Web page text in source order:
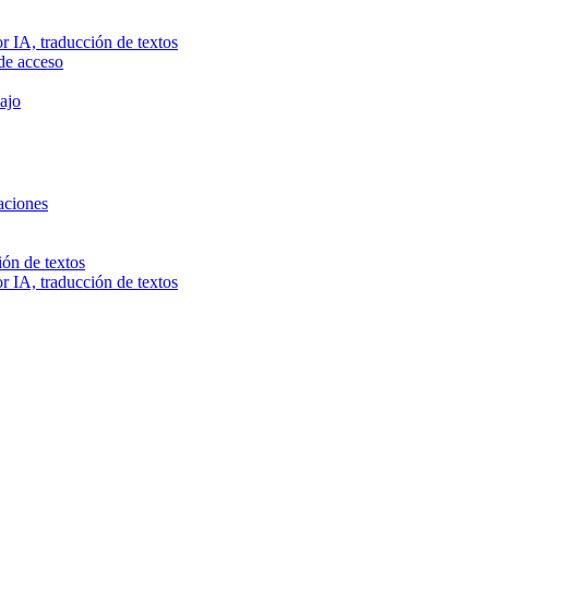
IA, traducción de textos
acceso
de textos
IA, traducción de textos